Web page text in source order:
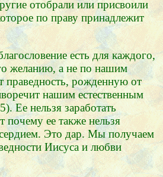
отобрали или присвоили
по праву принадлежит
есть для каждого,
желанию, а не по нашим
праведность, рожденную от
нашим естественным
Ее нельзя заработать
ее также нельзя
Это дар. Мы получаем
Иисуса и любви